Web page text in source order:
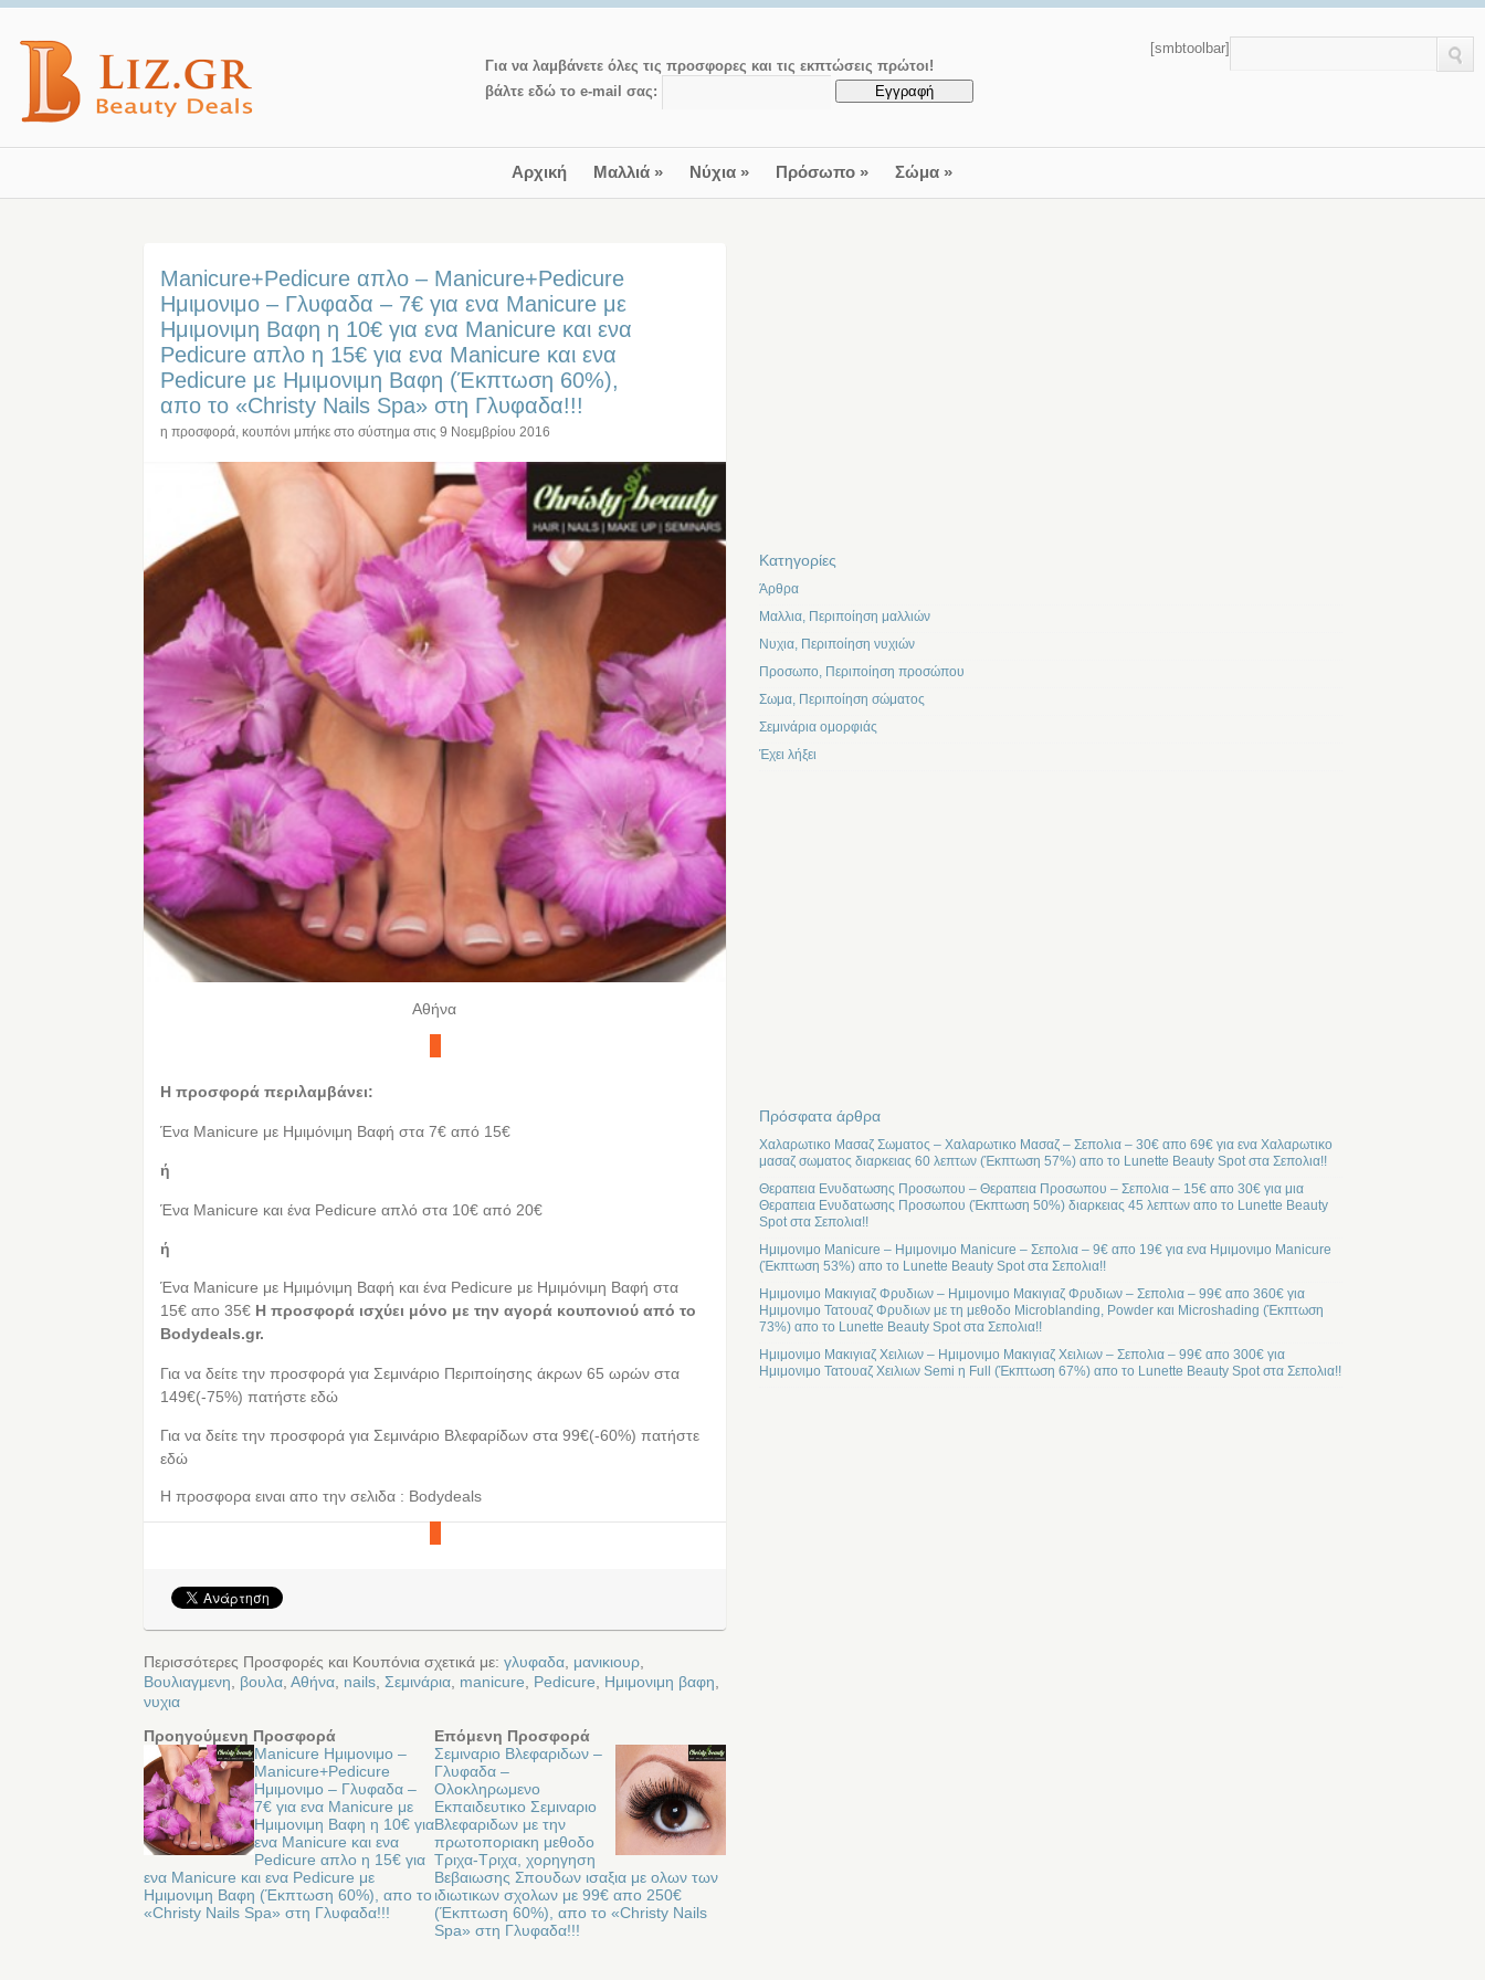
Για να λαμβάνετε όλες τις προσφορες και τις εκπτώσεις πρώτοι!
βάλτε εδώ το e-mail σας:
[smbtoolbar]
Αρχική Μαλλιά» Νύχια» Πρόσωπο» Σώμα»
Manicure+Pedicure απλο – Manicure+Pedicure
Ημιμονιμο – Γλυφαδα – 7€ για ενα Manicure με
Ημιμονιμη Βαφη η 10€ για ενα Manicure και ενα
Pedicure απλο η 15€ για ενα Manicure και ενα
Pedicure με Ημιμονιμη Βαφη (Έκπτωση 60%),
απο το «Christy Nails Spa» στη Γλυφαδα!!!
η προσφορά, κουπόνι μπήκε στο σύστημα στις9 Νοεμβρίου 2016
Αθήνα
Η προσφορά περιλαμβάνει:
Ένα Manicure με Ημιμόνιμη Βαφή στα 7€ από 15€
ή
Ένα Manicure και ένα Pedicure απλό στα 10€ από 20€
ή
Ένα Manicure με Ημιμόνιμη Βαφή και ένα Pedicure με Ημιμόνιμη Βαφή στα
15€ απο 35€ Η προσφορά ισχύει μόνο με την αγορά κουπονιού από τo
Bodydeals.gr.
Για να δείτε την προσφορά για Σεμινάριο Περιποίησης άκρων 65 ωρών στα
149€(-75%) πατήστε εδώ
Για να δείτε την προσφορά για Σεμινάριο Βλεφαρίδων στα 99€(-60%) πατήστε
εδώ
Η προσφορα ειναι απο την σελιδα : Bodydeals
Περισσότερες Προσφορές και Κουπόνια σχετικά με: γλυφαδα, μανικιουρ,
Βουλιαγμενη
βουλα, Αθήνα, nails, Σεμινάρια, manicure Pedicure Ημιμονιμη βαφη
νυχια
Προηγούμενη Προσφορά
Manicure Ημιμονιμο –
Manicure+Pedicure
Ημιμονιμο – Γλυφαδα –
7€ για ενα Manicure με
Ημιμονιμη Βαφη η 10€ για
ενα Manicure και ενα
Pedicure απλο η 15€ για
ενα Manicure και ενα Pedicure με
Ημιμονιμη Βαφη (Έκπτωση 60%), απο το
«Christy Nails Spa» στη Γλυφαδα!!!
Επόμενη Προσφορά
Σεμιναριο Βλεφαριδων –
Γλυφαδα –
Ολοκληρωμενο
Εκπαιδευτικο Σεμιναριο
Βλεφαριδων με την
πρωτοποριακη μεθοδο
Τριχα-Τριχα, χορηγηση
Βεβαιωσης Σπουδων ισαξια με ολων των
ιδιωτικων σχολων με 99€ απο 250€
(Έκπτωση 60%), απο το «Christy Nails
Spa» στη Γλυφαδα!!!
Kατηγορίες
Άρθρα
Μαλλια, Περιποίηση μαλλιών
Νυχια, Περιποίηση νυχιών
Προσωπο, Περιποίηση προσώπου
Σωμα, Περιποίηση σώματος
Σεμινάρια ομορφιάς
Έχει λήξει
Πρόσφατα άρθρα
Χαλαρωτικο Μασαζ Σωματος – Χαλαρωτικο Μασαζ – Σεπολια – 30€ απο 69€ για ενα Χαλαρωτικο
μασαζ σωματος διαρκειας 60 λεπτων (Έκπτωση 57%) απο το Lunette Beauty Spot στα Σεπολια!!
Θεραπεια Ενυδατωσης Προσωπου – Θεραπεια Προσωπου – Σεπολια – 15€ απο 30€ για μια
Θεραπεια Ενυδατωσης Προσωπου (Έκπτωση 50%) διαρκειας 45 λεπτων απο το Lunette Beauty
Spot στα Σεπολια!!
Ημιμονιμο Manicure – Ημιμονιμο Manicure – Σεπολια – 9€ απο 19€ για ενα Ημιμονιμο Manicure
(Έκπτωση 53%) απο το Lunette Beauty Spot στα Σεπολια!!
Ημιμονιμο Μακιγιαζ Φρυδιων – Ημιμονιμο Μακιγιαζ Φρυδιων – Σεπολια – 99€ απο 360€ για
Ημιμονιμο Τατουαζ Φρυδιων με τη μεθοδο Microblanding, Powder και Microshading (Έκπτωση
73%) απο το Lunette Beauty Spot στα Σεπολια!!
Ημιμονιμο Μακιγιαζ Χειλιων – Ημιμονιμο Μακιγιαζ Χειλιων – Σεπολια – 99€ απο 300€ για
Ημιμονιμο Τατουαζ Χειλιων Semi η Full (Έκπτωση 67%) απο το Lunette Beauty Spot στα Σεπολια!!